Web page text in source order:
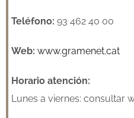
Teléfono: 93 462 40 00
Web: www.gramenet.cat
Horario atención:
Lunes a viernes: consultar